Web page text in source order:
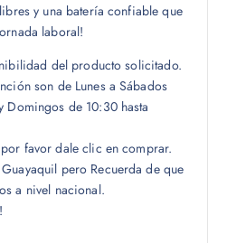
y una batería confiable que
laboral!
del producto solicitado.
son de Lunes a Sábados
de 10:30 hasta
favor dale clic en comprar.
pero Recuerda de que
a nivel nacional.